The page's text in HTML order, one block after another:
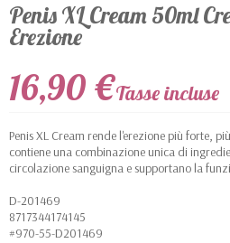
Penis XL Cream 50ml
Erezione
16,90 €Tasse incluse
Penis XL Cream rende l'erezione più forte,
contiene una combinazione unica di
circolazione sanguigna e supportano la
D-201469
8717344174145
#970-55-D201469